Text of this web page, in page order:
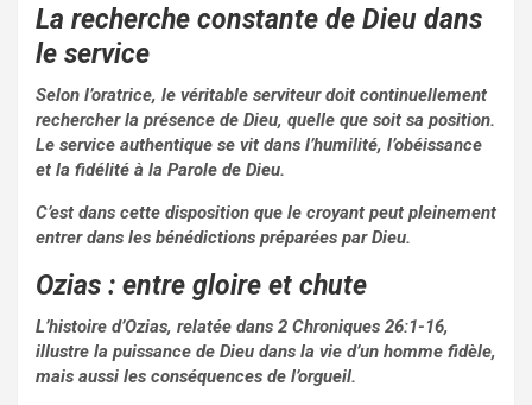
La recherche constante de Dieu dans
le service
Selon l’oratrice, le véritable serviteur doit continuellement
rechercher la présence de Dieu, quelle que soit sa position.
Le service authentique se vit dans l’humilité, l’obéissance
et la fidélité à la Parole de Dieu.
C’est dans cette disposition que le croyant peut pleinement
entrer dans les bénédictions préparées par Dieu.
Ozias : entre gloire et chute
L’histoire d’Ozias, relatée dans 2 Chroniques 26:1-16,
illustre la puissance de Dieu dans la vie d’un homme fidèle,
mais aussi les conséquences de l’orgueil.